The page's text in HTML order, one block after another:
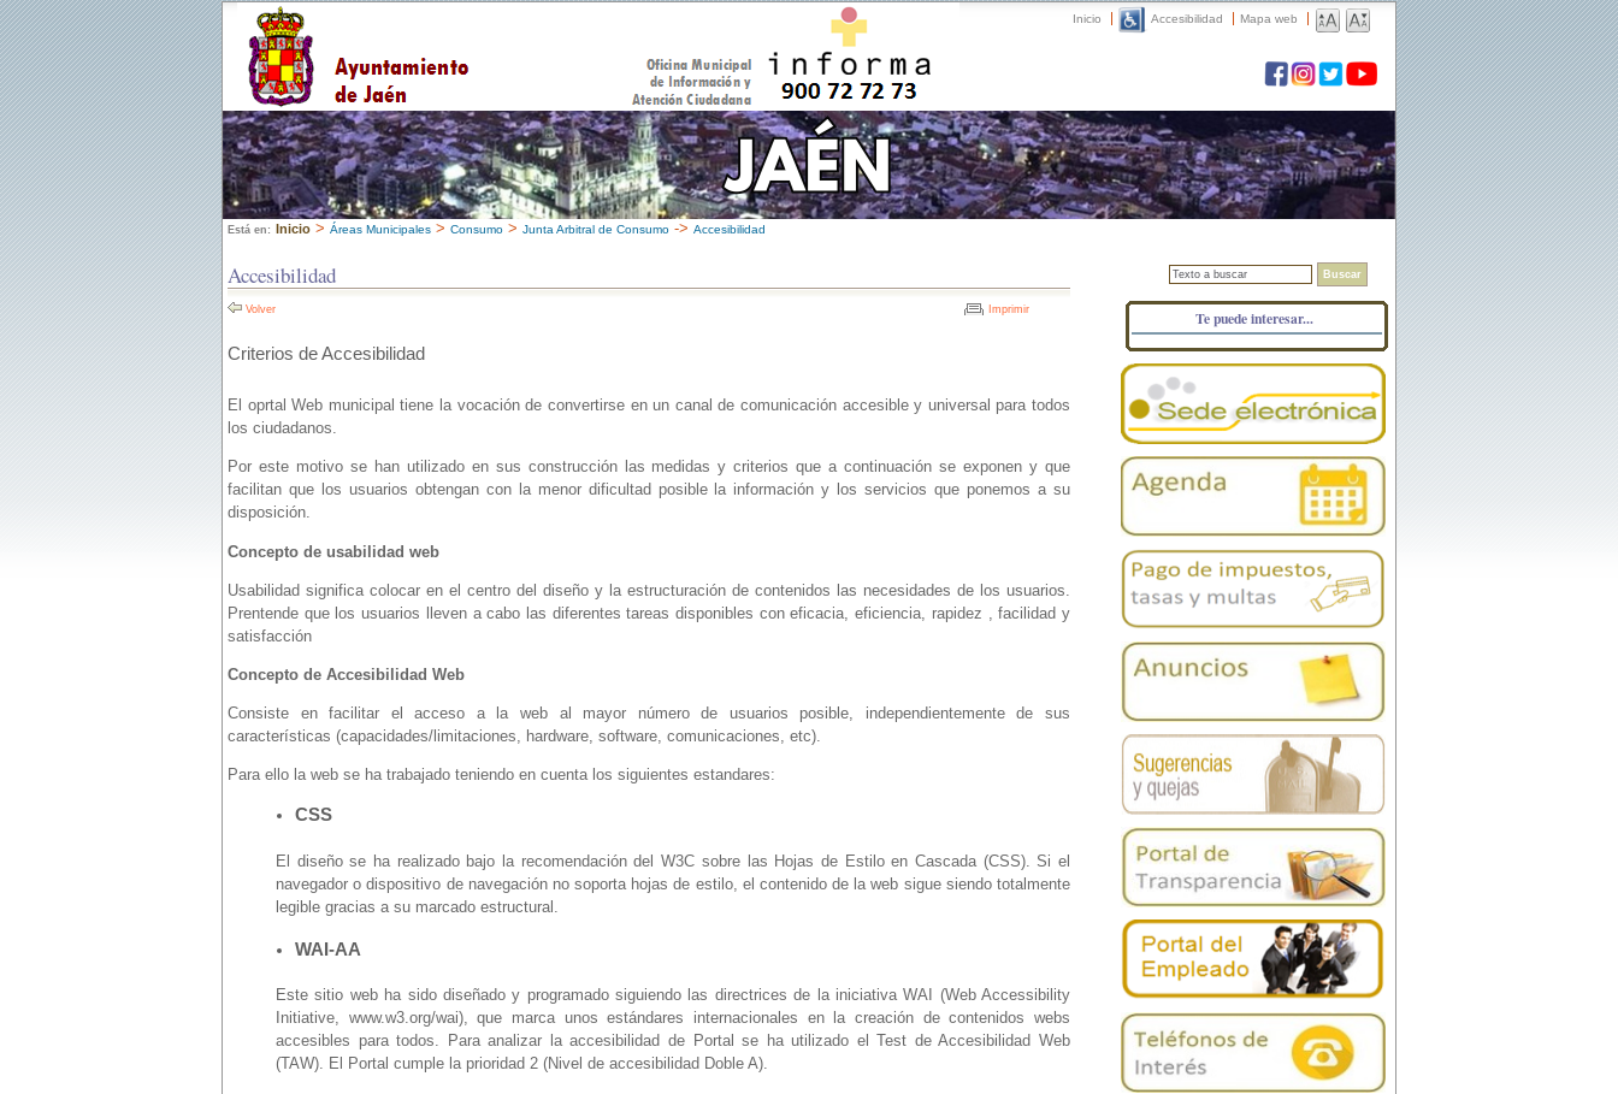
Inicio Accesibilidad Mapa web
Está en: Inicio > Áreas Municipales > Consumo > Junta Arbitral de Consumo -> Accesibilidad
Accesibilidad
Volver Imprimir
Criterios de Accesibilidad
El oprtal Web municipal tiene la vocación de convertirse en un canal de comunicación accesible y universal para todos
los ciudadanos.
Por este motivo se han utilizado en sus construcción las medidas y criterios que a continuación se exponen y que
facilitan que los usuarios obtengan con la menor dificultad posible la información y los servicios que ponemos a su
disposición.
Concepto de usabilidad web
Usabilidad significa colocar en el centro del diseño y la estructuración de contenidos las necesidades de los usuarios.
Prentende que los usuarios lleven a cabo las diferentes tareas disponibles con eficacia, eficiencia, rapidez , facilidad y
satisfacción
Concepto de Accesibilidad Web
Consiste en facilitar el acceso a la web al mayor número de usuarios posible, independientemente de sus
características (capacidades/limitaciones, hardware, software, comunicaciones, etc).
Para ello la web se ha trabajado teniendo en cuenta los siguientes estandares:
CSS
El diseño se ha realizado bajo la recomendación del W3C sobre las Hojas de Estilo en Cascada (CSS). Si el
navegador o dispositivo de navegación no soporta hojas de estilo, el contenido de la web sigue siendo totalmente
legible gracias a su marcado estructural.
WAI-AA
Este sitio web ha sido diseñado y programado siguiendo las directrices de la iniciativa WAI (Web Accessibility
Initiative, www.w3.org/wai), que marca unos estándares internacionales en la creación de contenidos webs
accesibles para todos. Para analizar la accesibilidad de Portal se ha utilizado el Test de Accesibilidad Web
(TAW). El Portal cumple la prioridad 2 (Nivel de accesibilidad Doble A).
Buscar
Te puede interesar...